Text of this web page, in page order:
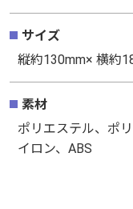
サイズ
縦約130mm× 横約
素材
ポリエステル、ポ
イロン、ABS